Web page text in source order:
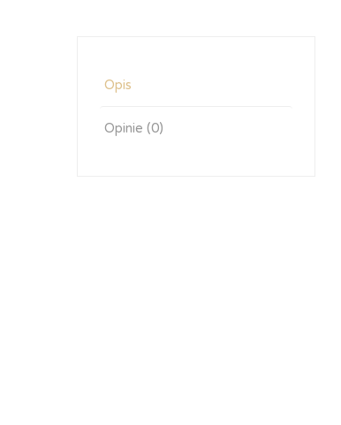
Opis
Opinie (0)